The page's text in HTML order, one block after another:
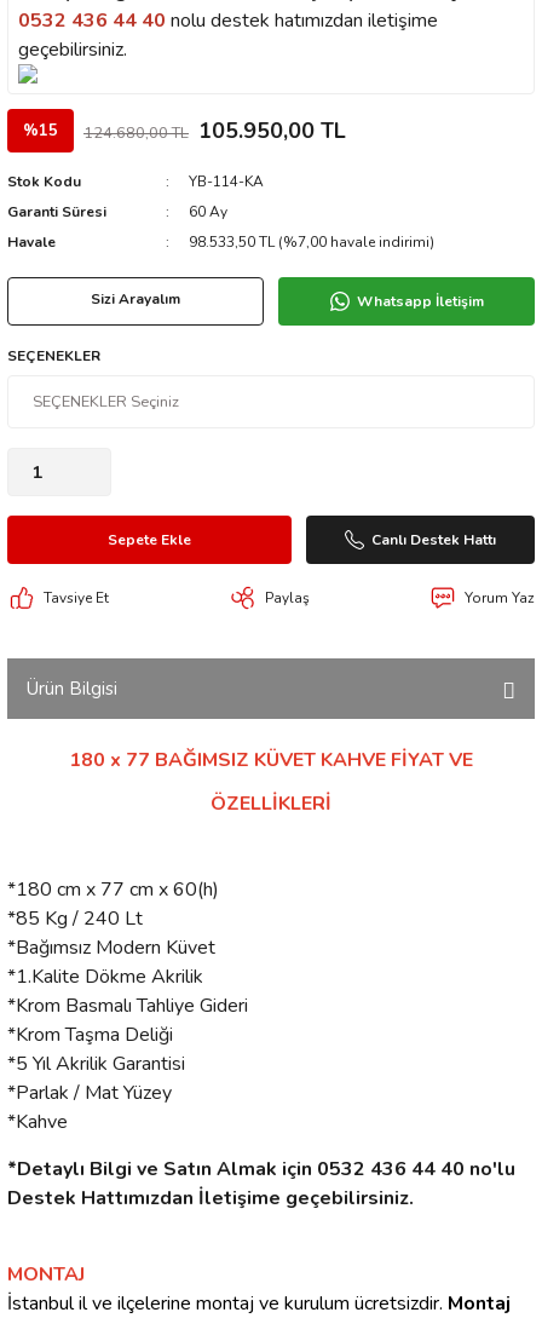
0532 436 44 40 nolu destek hatımızdan iletişime
geçebilirsiniz.
%15 124.680,00 TL 105.950,00 TL
Stok Kodu
YB-114-KA
Garanti Süresi
60 Ay
Havale
98.533,50 TL (%7,00 havale indirimi)
Sizi Arayalım Whatsapp İletişim
SEÇENEKLER
Sepete Ekle Canlı Destek Hattı
Tavsiye Et Paylaş Yorum Yaz
Ürün Bilgisi
180 x 77 BAĞIMSIZ KÜVET KAHVE FİYAT VE
ÖZELLİKLERİ
*180 cm x 77 cm x 60(h)
*85 Kg / 240 Lt
*Bağımsız Modern Küvet
*1.Kalite Dökme Akrilik
*Krom Basmalı Tahliye Gideri
*Krom Taşma Deliği
*5 Yıl Akrilik Garantisi
*Parlak / Mat Yüzey
*Kahve
*Detaylı Bilgi ve Satın Almak için 0532 436 44 40 no'lu
Destek Hattımızdan İletişime geçebilirsiniz.
MONTAJ
İstanbul il ve ilçelerine montaj ve kurulum ücretsizdir. Montaj